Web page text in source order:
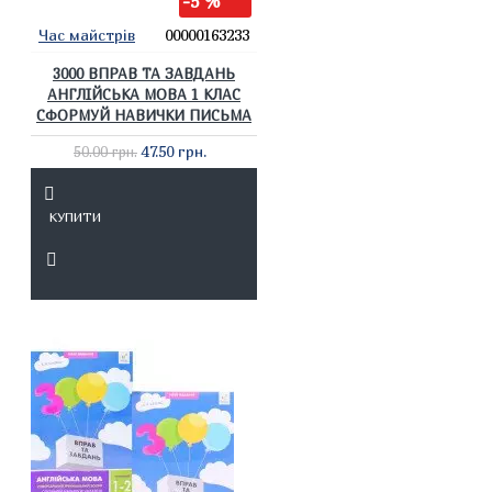
Час майстрів 00000163233
3000 ВПРАВ ТА ЗАВДАНЬ
АНГЛІЙСЬКА МОВА 1 КЛАС
СФОРМУЙ НАВИЧКИ ПИСЬМА
50.00 грн. 47.50 грн.
КУПИТИ